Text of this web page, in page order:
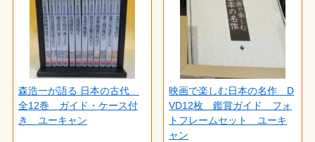
森浩一が語る 日本の古代
全12巻 ガイド・ケース付
き ユーキャン
映画で楽しむ日本の名作 D
VD12枚 鑑賞ガイド フォ
トフレームセット ユーキ
ャン